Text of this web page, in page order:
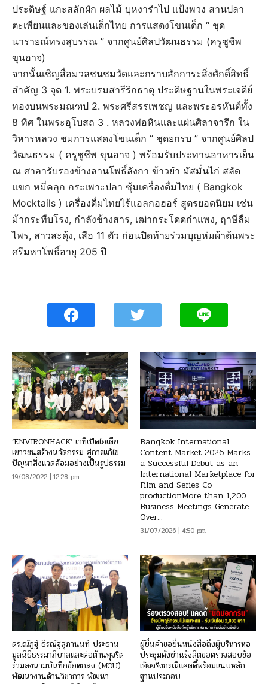
ประดิษฐ์ แกะสลักผัก ผลไม้ บุหงารำไป แป้งพวง สานปลา
ตะเพียนและของเล่นเด็กไทย การแสดงโขนเด็ก “ ชุด
นารายณ์ทรงสุบรรณ ” จากศูนย์ศิลปวัฒนธรรม (ครูชูชีพ
ขุนอาจ)
จากนั้นเชิญสื่อมวลชนชมวัดและกราบสักการะสิ่งศักดิ์สิทธิ์
สำคัญ 3 จุด 1. พระบรมสารีริกธาตุ ประดิษฐานในพระเจดีย์
ทองบนพระมณฑป 2. พระศรีสรรเพชญ และพระอรหันต์ทั้ง
8 ทิศ ในพระอุโบสถ 3 . หลวงพ่อหินและแผ่นศิลาจารึก ใน
วิหารหลวง ชมการแสดงโขนเด็ก “ ชุดยกรบ ” จากศูนย์ศิลป
วัฒนธรรม ( ครูชูชีพ ขุนอาจ ) พร้อมรับประทานอาหารเย็น
ณ ศาลารับรองข้างลานโพธิ์ลังกา ข้าวยำ มัสมั่นไก่ สลัด
แขก หมี่คลุก กระเพาะปลา ซุ้มเครื่องดื่มไทย ( Bangkok
Mocktails ) เครื่องดื่มไทยไร้แอลกอฮอร์ สูตรยอดนิยม เช่น
ม้ากระทืบโรง, กำลังช้างสาร, เฒ่ากระโดดกำแพง, ฤาษีลืม
ไพร, สาวสะดุ้ง, เสือ 11 ตัว ก่อนปิดท้ายร่วมบุญห่มผ้าต้นพระ
ศรีมหาโพธิ์อายุ 205 ปี
‘ENVIRONHACK’ เวทีเปิดไอเดีย
เยาวชนสร้างนวัตกรรม สู่การแก้ไข
ปัญหาสิ่งแวดล้อมอย่างเป็นรูปธรรม
19/08/2022 | 12:28 pm
Bangkok International
Content Market 2026 Marks
a Successful Debut as an
International Marketplace for
Film and Series Co-
productionMore than 1,200
Business Meetings Generate
Over...
31/07/2026 | 4:50 pm
ดร.ณัฏฐ์ ธีรณัฐสุภานนท์ ประธาน
มูลนิธิธรรมาภิบาลและต่อต้านทุจริต
ร่วมลงนามบันทึกข้อตกลง (MOU)
พัฒนางานด้านวิชาการ พัฒนา
ผู้ยื่นคำขอยื่นหนังสือถึงผู้บริหารหอ
ประชุมดังย่านรังสิตขอตรวจสอบข้อ
เท็จจริงกรณีแคดดี้พร้อมแนบหลัก
ฐานประกอบ